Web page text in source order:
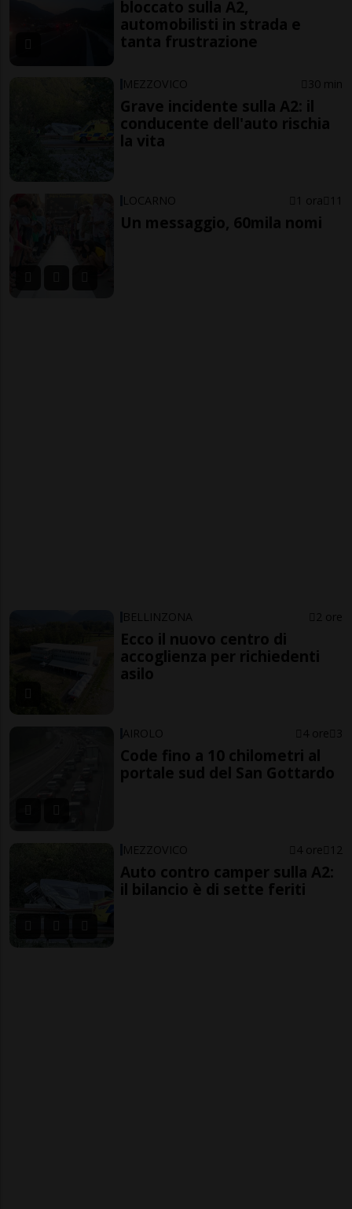
bloccato sulla A2,
automobilisti in strada e
tanta frustrazione
MEZZOVICO 30 min
Grave incidente sulla A2: il
conducente dell'auto rischia
la vita
LOCARNO 1 ora 11
Un messaggio, 60mila nomi
BELLINZONA 2 ore
Ecco il nuovo centro di
accoglienza per richiedenti
asilo
AIROLO 4 ore 3
Code fino a 10 chilometri al
portale sud del San Gottardo
MEZZOVICO 4 ore 12
Auto contro camper sulla A2:
il bilancio è di sette feriti